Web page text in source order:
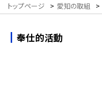
トップページ > 愛知の取組 >
奉仕的活動